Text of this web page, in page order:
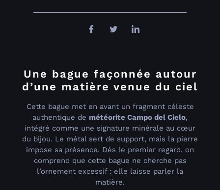
Une bague façonnée autour
d’une matière venue du ciel
Cette bague met en avant un fragment céleste
authentique de météorite Campo del Cielo,
intégré comme une signature minérale au cœur
du bijou. Le métal sert de support, mais la pierre
impose sa présence. Dès le premier regard, on
comprend que cette bague ne cherche pas
l’ornement excessif : elle laisse parler la
matière.